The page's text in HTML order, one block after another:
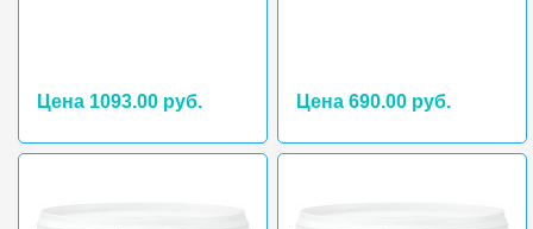
Цена 1093.00 руб. Цена 690.00 руб.